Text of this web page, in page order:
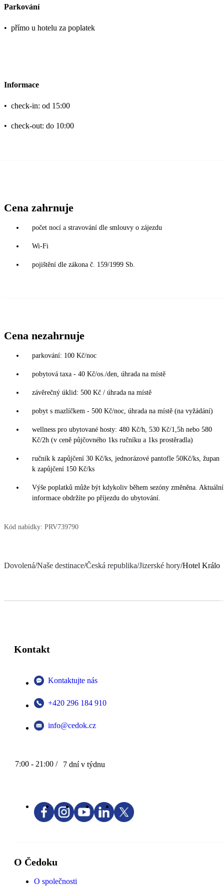
Parkování
• přímo u hotelu za poplatek
Informace
• check-in: od 15:00
• check-out: do 10:00
Cena zahrnuje
počet nocí a stravování dle smlouvy o zájezdu
Wi-Fi
pojištění dle zákona č. 159/1999 Sb.
Cena nezahrnuje
parkování: 100 Kč/noc
pobytová taxa - 40 Kč/os./den, úhrada na místě
závěrečný úklid: 500 Kč / úhrada na místě
pobyt s mazlíčkem - 500 Kč/noc, úhrada na místě (na vyžádání)
wellness pro ubytované hosty: 480 Kč/h, 530 Kč/1,5h nebo 580
Kč/2h (v ceně půjčovného 1ks ručníku a 1ks prostěradla)
ručník k zapůjčení 30 Kč/ks, jednorázové pantofle 50Kč/ks, župan
k zapůjčení 150 Kč/ks
Výše poplatků může být kdykoliv během sezóny změněna. Aktuální
informace obdržíte po příjezdu do ubytování.
Kód nabídky: PRV739790
Dovolená/Naše destinace/Česká republika/Jizerské hory/Hotel
Kontakt
Kontaktujte nás
+420 296 184 910
info@cedok.cz
7:00 - 21:00 / 7 dní v týdnu
O Čedoku
O společnosti